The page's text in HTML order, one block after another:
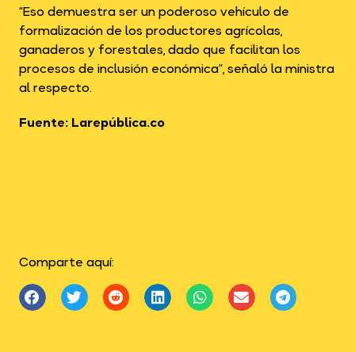
“Eso demuestra ser un poderoso vehículo de
formalización de los productores agrícolas,
ganaderos y forestales, dado que facilitan los
procesos de inclusión económica”, señaló la ministra
al respecto.
Fuente: Larepública.co
Comparte aquí: